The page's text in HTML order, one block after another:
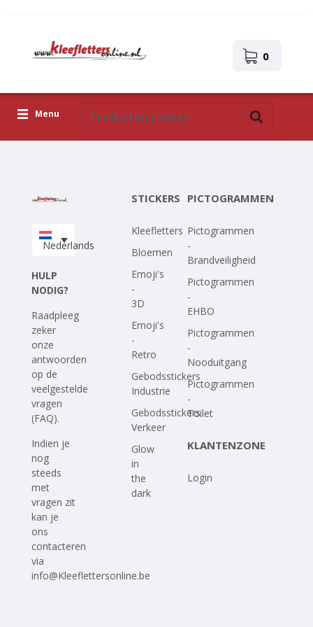
0
Menu
Upload je eigen ontwerp
Nederlands
HULP
NODIG?
Raadpleeg
zeker
onze
antwoorden
op de
veelgestelde
vragen
(FAQ).
Indien je
nog
steeds
met
vragen zit
kan je
ons
contacteren
via
info@Kleeflettersonline.be
STICKERS
Kleefletters
Bloemen
Emoji's
-
3D
Emoji's
-
Retro
Gebodsstickers
Industrie
Gebodsstickers
Verkeer
Glow
in
the
dark
PICTOGRAMMEN
Pictogrammen
-
Brandveiligheid
Pictogrammen
-
EHBO
Pictogrammen
-
Nooduitgang
Pictogrammen
-
Toilet
KLANTENZONE
Login